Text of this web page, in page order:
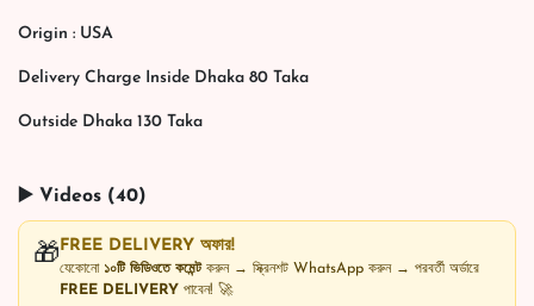
Origin : USA
Delivery Charge Inside Dhaka 80 Taka
Outside Dhaka 130 Taka
▶️ Videos (40)
🎁FREE DELIVERY অফার!
যেকোনো ১০টি ভিডিওতে কমেন্টকরুন → স্ক্রিনশট WhatsApp করুন → পরবর্তী অর্ডারে
FREE DELIVERY পাবেন! 🚀